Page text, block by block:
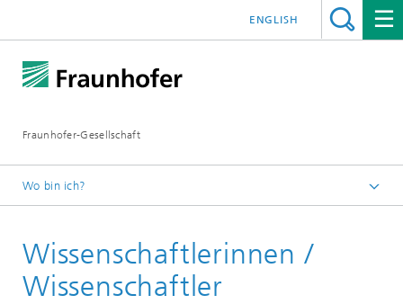
Fraunhofer-Gesellschaft
ENGLISH
Wo bin ich?
Wissenschaftlerinnen /
Wissenschaftler